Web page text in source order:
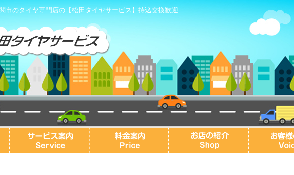
市のタイヤ専門店の【松田タイヤサービス】持込交換歓迎